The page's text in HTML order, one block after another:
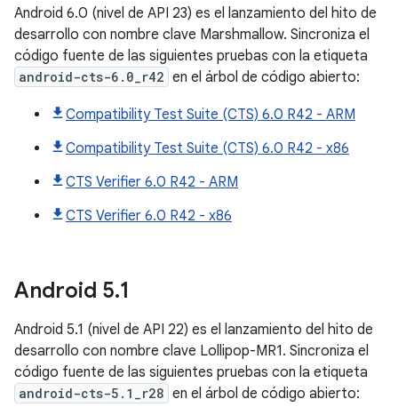
Android 6.0 (nivel de API 23) es el lanzamiento del hito de
desarrollo con nombre clave Marshmallow. Sincroniza el
código fuente de las siguientes pruebas con la etiqueta
android-cts-6.0_r42 en el árbol de código abierto:
Compatibility Test Suite (CTS) 6.0 R42 - ARM
Compatibility Test Suite (CTS) 6.0 R42 - x86
CTS Verifier 6.0 R42 - ARM
CTS Verifier 6.0 R42 - x86
Android 5.1
Android 5.1 (nivel de API 22) es el lanzamiento del hito de
desarrollo con nombre clave Lollipop-MR1. Sincroniza el
código fuente de las siguientes pruebas con la etiqueta
android-cts-5.1_r28 en el árbol de código abierto: